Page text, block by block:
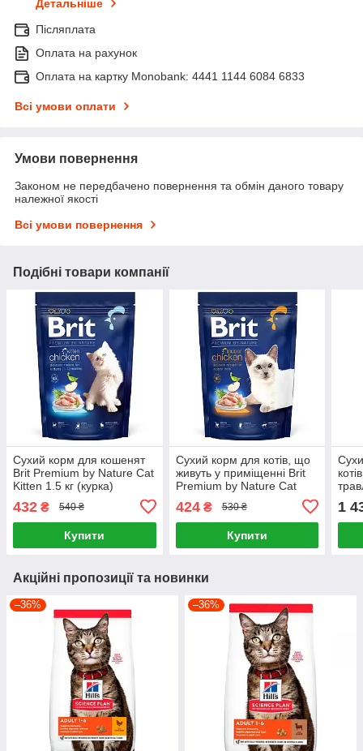
Детальніше
Післяплата
Оплата на рахунок
Оплата на картку Monobank: 4441 1144 6084 6833
Всі умови оплати
Умови повернення
Законом не передбачено повернення та обмін даного товару
належної якості
Всі умови повернення
Подібні товари компанії
Сухий корм для кошенят
Brit Premium by Nature Cat
Kitten 1.5 кг (курка)
432 ₴ 540 ₴
Купити
Сухий корм для котів, що
живуть у приміщенні Brit
Premium by Nature Cat
424₴ 530 ₴
Купити
1
Акційні пропозиції та новинки
–36% –36%